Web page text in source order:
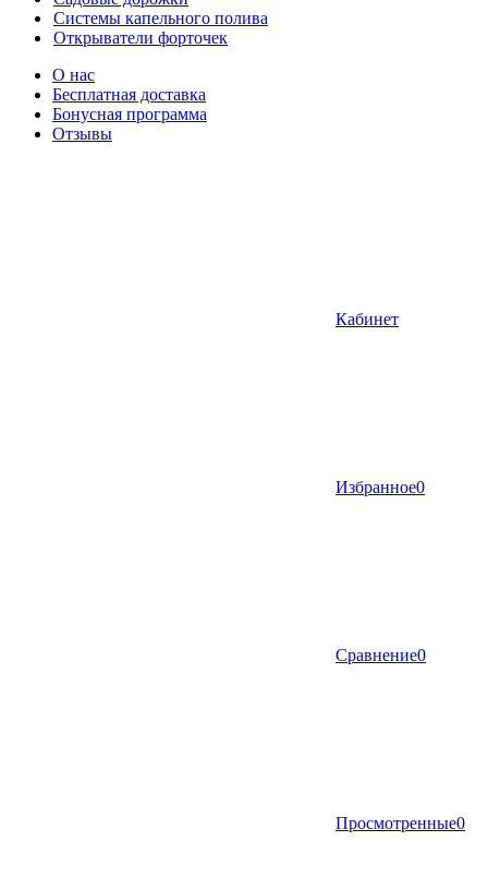
Системы капельного полива
Открыватели форточек
О нас
Бесплатная доставка
Бонусная программа
Отзывы
Кабинет
Избранное0
Сравнение0
Просмотренные0